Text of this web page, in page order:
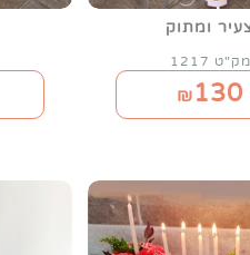
ומתוק
מק"ט 1217
₪ 130